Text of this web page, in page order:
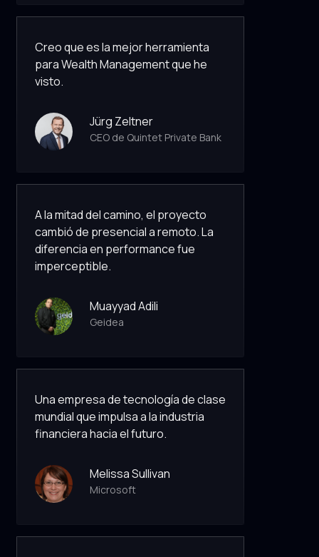
Creo que es la mejor herramienta
para Wealth Management que he
visto.
Jürg Zeltner
CEO de Quintet Private Bank
A la mitad del camino, el proyecto
cambió de presencial a remoto. La
diferencia en performance fue
imperceptible.
Muayyad Adili
Geidea
Una empresa de tecnología de clase
mundial que impulsa a la industria
financiera hacia el futuro.
Melissa Sullivan
Microsoft